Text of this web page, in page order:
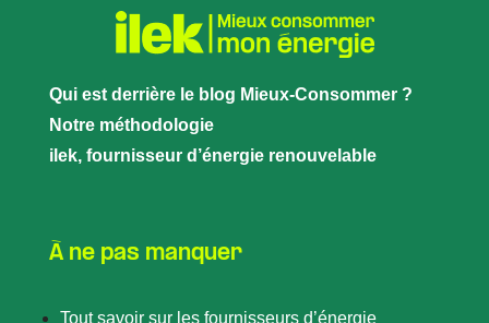
Qui est derrière le blog Mieux-Consommer ?
Notre méthodologie
ilek, fournisseur d’énergie renouvelable
À ne pas manquer
Tout savoir sur les fournisseurs d’énergie